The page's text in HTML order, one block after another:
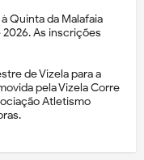
Quinta da Malafaia
2026. As inscrições
de Vizela para a
pela Vizela Corre
Atletismo